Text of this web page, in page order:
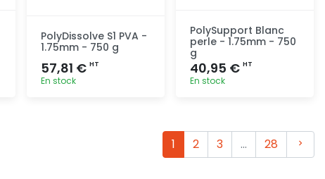
PolyDissolve S1 PVA -
1.75mm - 750 g
57,81 €HT
En stock
PolySupport Blanc
perle - 1.75mm - 750
g
40,95 €HT
En stock
1 2 3 … 28